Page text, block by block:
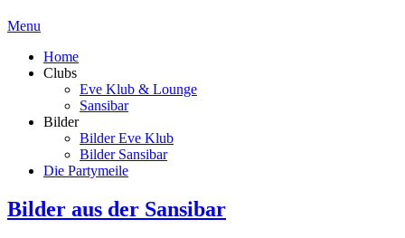
Menu
Home
Clubs
Eve Klub & Lounge
Sansibar
Bilder
Bilder Eve Klub
Bilder Sansibar
Die Partymeile
Bilder aus der Sansibar